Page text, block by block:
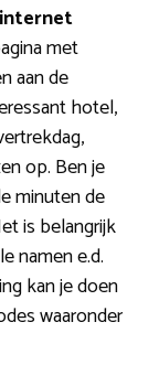
met
aan de
hotel,
op. Ben je
minuten de
is belangrijk
namen e.d.
kan je doen
waaronder